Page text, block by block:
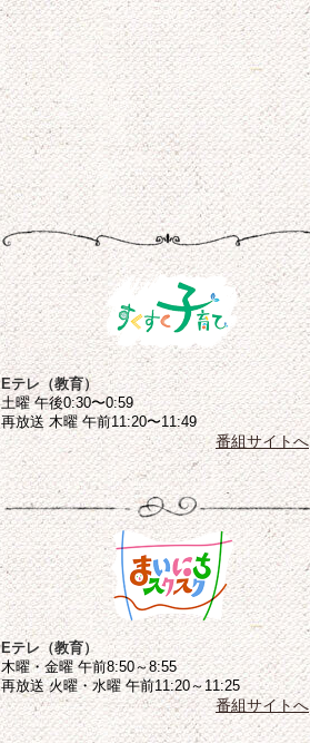
Eテレ（教育）
土曜 午後0:30〜0:59
再放送 木曜 午前11:20〜11:49
番組サイトへ
Eテレ（教育）
木曜・金曜 午前8:50～8:55
再放送 火曜・水曜 午前11:20～11:25
番組サイトへ